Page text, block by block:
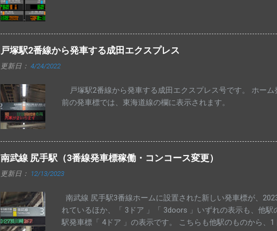
戸塚駅2番線から発車する成田エクスプレス
更新日： 4/24/2022
戸塚駅2番線から発車する成田エクスプレス号です。 ホー
前の発車標では、東海道線の欄に表示されます。
南武線 尻手駅（3番線発車標稼働・コンコース変更）
更新日： 12/13/2023
南武線 尻手駅3番線ホームに設置された新しい発車標が、
れているほか、「 3ドア 」「 3doors 」いずれの表示も、他
駅発車標「 4ドア 」の表示です。 こちらも他駅のものから、